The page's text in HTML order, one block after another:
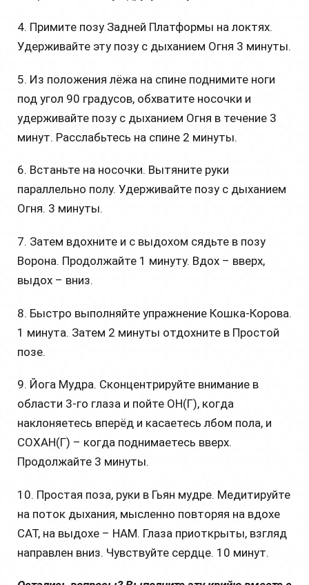
4. Примите позу Задней Платформы на локтях.
Удерживайте эту позу с дыханием Огня 3 минуты.
5. Из положения лёжа на спине поднимите ноги
под угол 90 градусов, обхватите носочки и
удерживайте позу с дыханием Огня в течение 3
минут. Расслабьтесь на спине 2 минуты.
6. Встаньте на носочки. Вытяните руки
параллельно полу. Удерживайте позу с дыханием
Огня. 3 минуты.
7. Затем вдохните и с выдохом сядьте в позу
Ворона. Продолжайте 1 минуту. Вдох – вверх,
выдох – вниз.
8. Быстро выполняйте упражнение Кошка-Корова.
1 минута. Затем 2 минуты отдохните в Простой
позе.
9. Йога Мудра. Сконцентрируйте внимание в
области 3-го глаза и пойте ОН(Г), когда
наклоняетесь вперёд и касаетесь лбом пола, и
СОХАН(Г) – когда поднимаетесь вверх.
Продолжайте 3 минуты.
10. Простая поза, руки в Гьян мудре. Медитируйте
на поток дыхания, мысленно повторяя на вдохе
САТ, на выдохе – НАМ. Глаза приоткрыты, взгляд
направлен вниз. Чувствуйте сердце. 10 минут.